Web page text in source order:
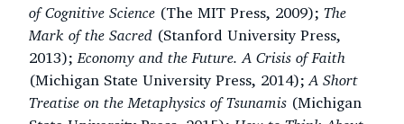
of Cognitive Science (The MIT Press, 2009); The
Mark of the Sacred (Stanford University Press,
2013);Economy and the Future. A Crisis of Faith
(Michigan State University Press, 2014);A Short
Treatise on the Metaphysics of Tsunamis (Michigan